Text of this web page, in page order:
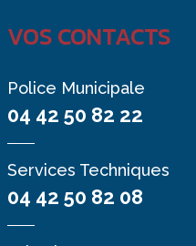
VOS CONTACTS
Police Municipale
04 42 50 82 22
Services Techniques
04 42 50 82 08